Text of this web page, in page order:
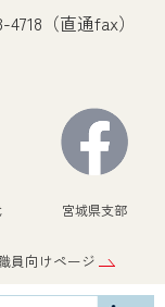
（直通fax）
宮城県支部
員向けページ